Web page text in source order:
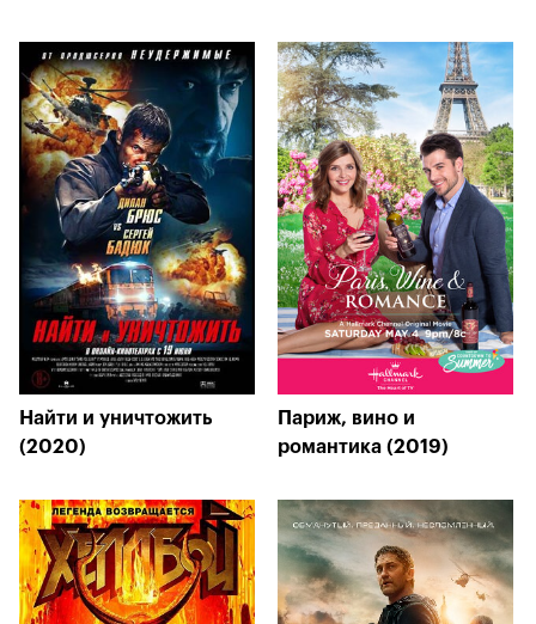
Найти и уничтожить
(2020)
Париж, вино и
романтика (2019)